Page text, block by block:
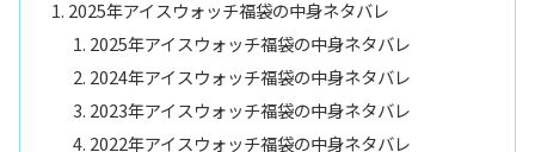
2025年アイスウォッチ福袋の中身ネタバレ
2025年アイスウォッチ福袋の中身ネタバレ
2024年アイスウォッチ福袋の中身ネタバレ
2023年アイスウォッチ福袋の中身ネタバレ
2022年アイスウォッチ福袋の中身ネタバレ